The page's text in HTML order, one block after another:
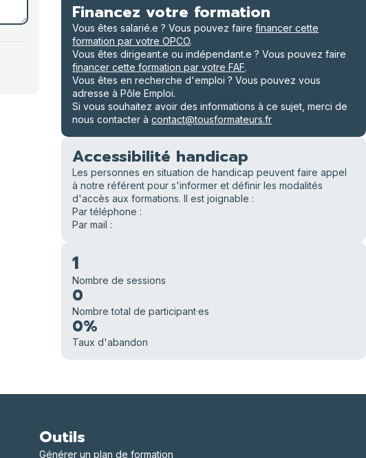
Financez votre formation
Vous êtes salarié.e ? Vous pouvez fairefinancer cette
formation par votre OPCO.
Vous êtes dirigeant.e ou indépendant.e ? Vous pouvez faire
financer cette formation par votre FAF.
Vous êtes en recherche d'emploi ? Vous pouvez vous
adresse à Pôle Emploi.
Si vous souhaitez avoir des informations à ce sujet, merci de
nous contacter àcontact@tousformateurs.fr
Accessibilité handicap
Les personnes en situation de handicap peuvent faire appel
à notre référentpour s'informer et définir les modalités
d'accès aux formations. Il est joignable :
Par téléphone :
Par mail :
1
Nombre de sessions
0
Nombre total de participant·es
0%
Taux d'abandon
Outils
Générer un plan de formation